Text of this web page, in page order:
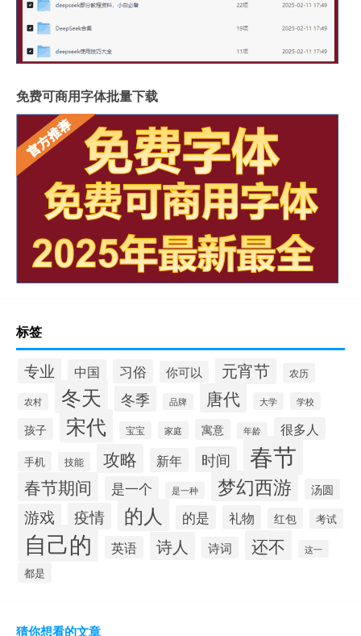
免费可商用字体批量下载
标签
专业 中国 习俗 你可以 元宵节 农历
农村 冬天 冬季 品牌 唐代 大学 学校
孩子 宋代 宝宝 家庭 寓意 年龄 很多人
手机 技能 攻略 新年 时间 春节
春节期间 是一个 是一种 梦幻西游 汤圆
游戏 疫情 的人 的是 礼物 红包 考试
自己的 英语 诗人 诗词 还不 这一
都是
猜你想看的文章